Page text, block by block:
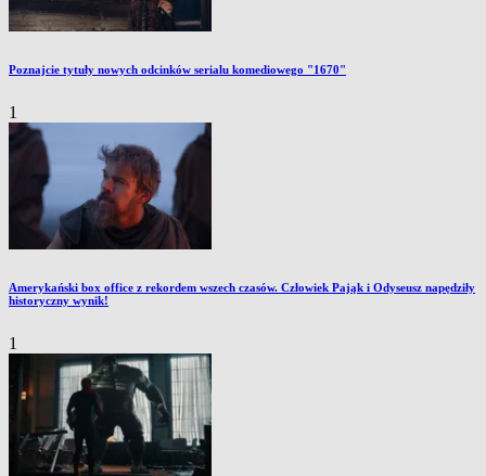
Poznajcie tytuły nowych odcinków serialu komediowego "1670"
1
Amerykański box office z rekordem wszech czasów. Człowiek Pająk i Odyseusz napędziły
historyczny wynik!
1